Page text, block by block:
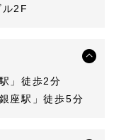
2F
」徒歩2分
座駅」徒歩5分